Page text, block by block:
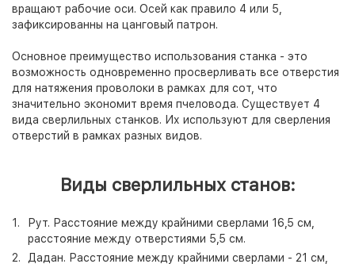
вращают рабочие оси. Осей как правило 4 или 5,
зафиксированны на цанговый патрон.
Основное преимущество использования станка - это
возможность одновременно просверливать все отверстия
для натяжения проволоки в рамках для сот, что
значительно экономит время пчеловода. Существует 4
вида сверлильных станков. Их используют для сверления
отверстий в рамках разных видов.
Виды сверлильных станов:
Рут. Расстояние между крайними сверлами 16,5 см,
расстояние между отверстиями 5,5 см.
Дадан. Расстояние между крайними сверлами - 21 см,